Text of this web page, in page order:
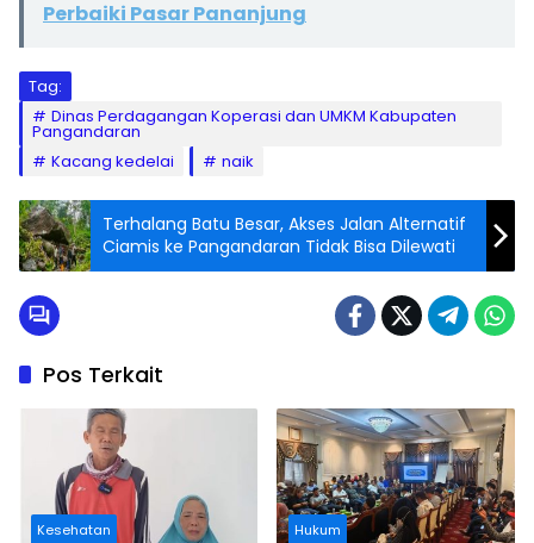
Perbaiki Pasar Pananjung
Tag:
Dinas Perdagangan Koperasi dan UMKM Kabupaten
Pangandaran
Kacang kedelai
naik
Terhalang Batu Besar, Akses Jalan Alternatif
Ciamis ke Pangandaran Tidak Bisa Dilewati
Pos Terkait
Kesehatan Hukum